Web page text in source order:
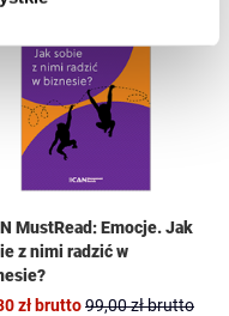
MustRead: Emocje. Jak
z nimi radzić w
zł brutto99,00 złbrutto